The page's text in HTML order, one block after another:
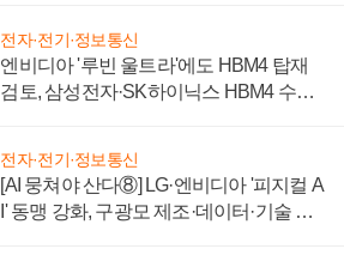
전자·전기·정보통신
엔비디아 '루빈 울트라'에도 HBM4 탑재
검토, 삼성전자·SK하이닉스 HBM4 수율
전자·전기·정보통신
[AI 뭉쳐야 산다⑧] LG·엔비디아 '피지컬 A
I' 동맹 강화, 구광모 제조·데이터·기술 결